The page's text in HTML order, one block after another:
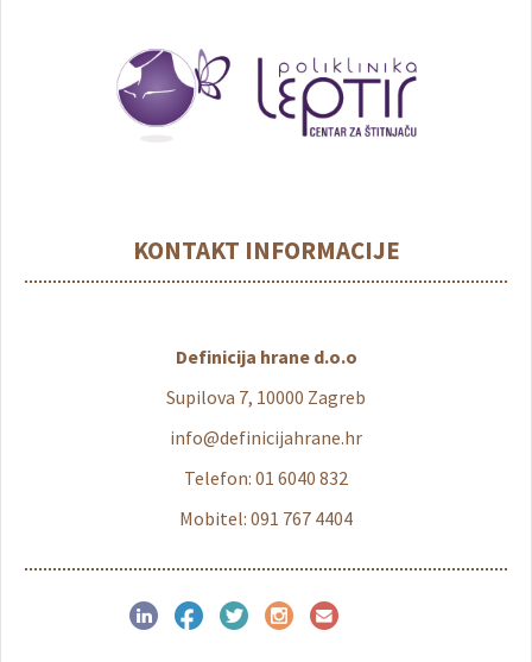
KONTAKT INFORMACIJE
Definicija hrane d.o.o
Supilova 7, 10000 Zagreb
info@definicijahrane.hr
Telefon: 01 6040 832
Mobitel: 091 767 4404